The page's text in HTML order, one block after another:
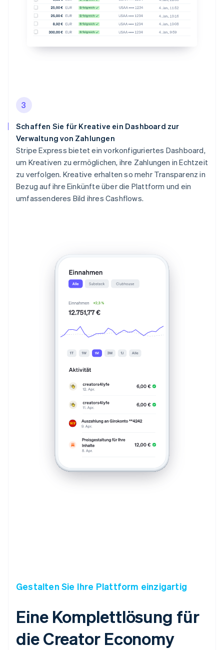
3
Schaffen Sie für Kreative ein Dashboard zur
Verwaltung von Zahlungen
Stripe Express bietet ein vorkonfiguriertes Dashboard,
um Kreativen zu ermöglichen, ihre Zahlungen in Echtzeit
zu verfolgen. Kreative erhalten so mehr Transparenz in
Bezug auf ihre Einkünfte über die Plattform und ein
umfassenderes Bild ihres Cashflows.
Gestalten Sie Ihre Plattform einzigartig
Eine Komplettlösung für
die Creator Economy